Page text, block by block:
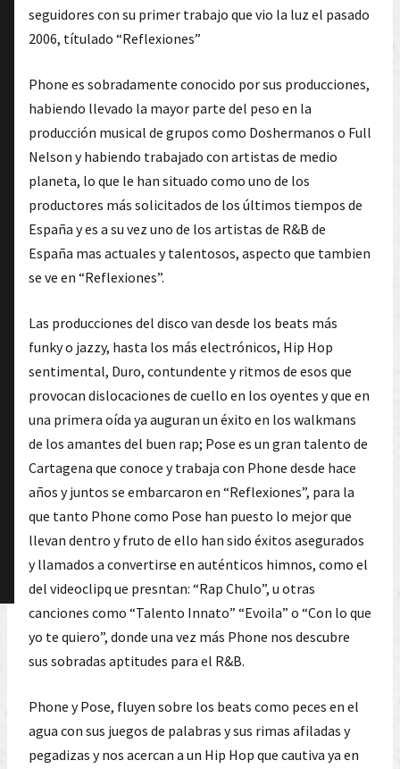
seguidores con su primer trabajo que vio la luz el pasado
2006, títulado “Reflexiones”
Phone es sobradamente conocido por sus producciones,
habiendo llevado la mayor parte del peso en la
producción musical de grupos como Doshermanos o Full
Nelson y habiendo trabajado con artistas de medio
planeta, lo que le han situado como uno de los
productores más solicitados de los últimos tiempos de
España y es a su vez uno de los artistas de R&B de
España mas actuales y talentosos, aspecto que tambien
se ve en “Reflexiones”.
Las producciones del disco van desde los beats más
funky o jazzy, hasta los más electrónicos, Hip Hop
sentimental, Duro, contundente y ritmos de esos que
provocan dislocaciones de cuello en los oyentes y que en
una primera oída ya auguran un éxito en los walkmans
de los amantes del buen rap; Pose es un gran talento de
Cartagena que conoce y trabaja con Phone desde hace
años y juntos se embarcaron en “Reflexiones”, para la
que tanto Phone como Pose han puesto lo mejor que
llevan dentro y fruto de ello han sido éxitos asegurados
y llamados a convertirse en auténticos himnos, como el
del videoclipq ue presntan: “Rap Chulo”, u otras
canciones como “Talento Innato” “Evoila” o “Con lo que
yo te quiero”, donde una vez más Phone nos descubre
sus sobradas aptitudes para el R&B.
Phone y Pose, fluyen sobre los beats como peces en el
agua con sus juegos de palabras y sus rimas afiladas y
pegadizas y nos acercan a un Hip Hop que cautiva ya en